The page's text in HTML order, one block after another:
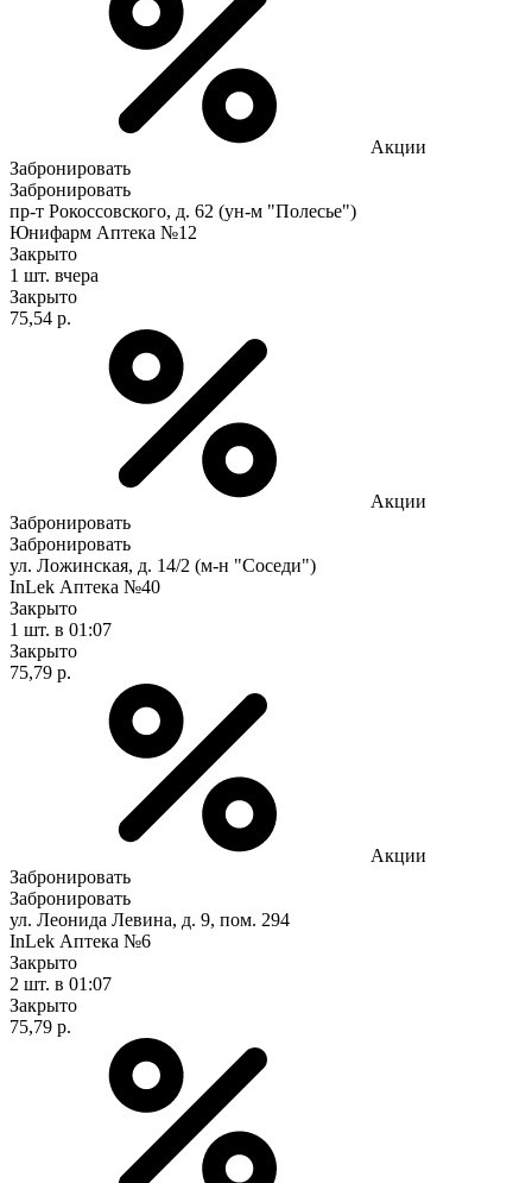
Акции
Забронировать
Забронировать
пр-т Рокоссовского, д. 62 (ун-м "Полесье")
Юнифарм Аптека №12
Закрыто
1 шт. вчера
Закрыто
75,54 р.
Акции
Забронировать
Забронировать
ул. Ложинская, д. 14/2 (м-н "Соседи")
InLek Аптека №40
Закрыто
1 шт. в 01:07
Закрыто
75,79 р.
Акции
Забронировать
Забронировать
ул. Леонида Левина, д. 9, пом. 294
InLek Аптека №6
Закрыто
2 шт. в 01:07
Закрыто
75,79 р.